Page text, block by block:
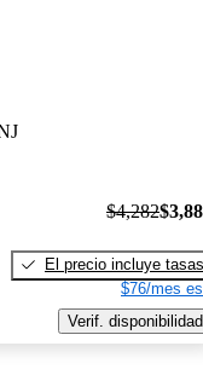
$4,282
El precio incluye tasas
$76/mes
Verif. disponibilidad